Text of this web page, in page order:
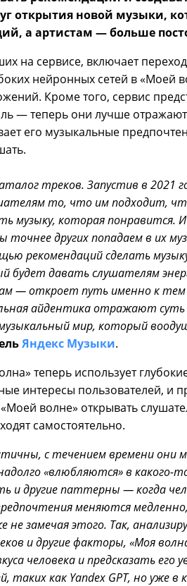
открытия новой музыки,
а артистам — больше
на сервисе, включает
нейронных сетей в «‎Моей
Кроме того, сервис
— теперь они лучше
его музыкальные
треков. Запустив в 2021
то, что им подходит,
музыку, которая понравится.
других попадаем в их
рекомендаций сделать
будет давать слушателям
— откроет путь именно к
айдентика отражают суть
мир, который
Яндекс Музыки.
теперь использует
интересы пользователей, и
волне» открывать
самостоятельно.
с течением времени они
«влюбляются» в какого-
и другие паттерны — когда
меняются
замечая этого. Так,
и другие факторы, «Моя
человека и предсказать его
таких как Yandex GPT, но уже в